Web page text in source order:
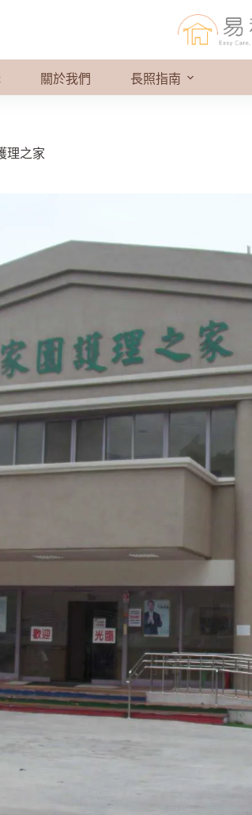
關於我們 長照指南
理之家